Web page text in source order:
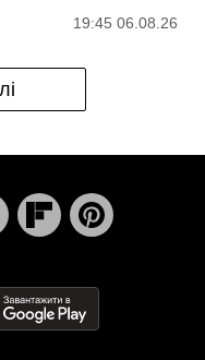
19:45 06.08.26